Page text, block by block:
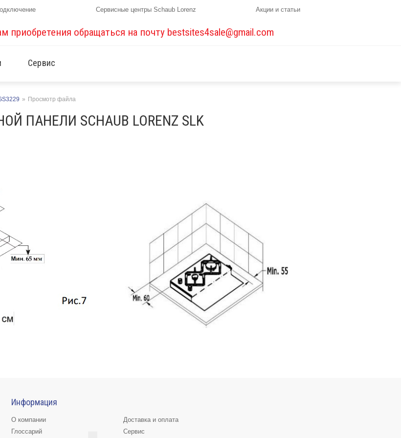
Сервисные центры Schaub Lorenz Акции и статьи
приобретения обращаться на почту bestsites4sale@gmail.com
Сервис
» Просмотр файла
SCHAUB LORENZ SLK
Информация
О компании
Доставка и оплата
Глоссарий
Сервис